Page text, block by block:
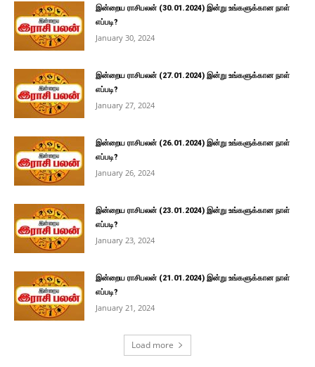
இன்றைய ராசிபலன் (30.01.2024) இன்று உங்களுக்கான நாள்
எப்படி?
January 30, 2024
இன்றைய ராசிபலன் (27.01.2024) இன்று உங்களுக்கான நாள்
எப்படி?
January 27, 2024
இன்றைய ராசிபலன் (26.01.2024) இன்று உங்களுக்கான நாள்
எப்படி?
January 26, 2024
இன்றைய ராசிபலன் (23.01.2024) இன்று உங்களுக்கான நாள்
எப்படி?
January 23, 2024
இன்றைய ராசிபலன் (21.01.2024) இன்று உங்களுக்கான நாள்
எப்படி?
January 21, 2024
Load more